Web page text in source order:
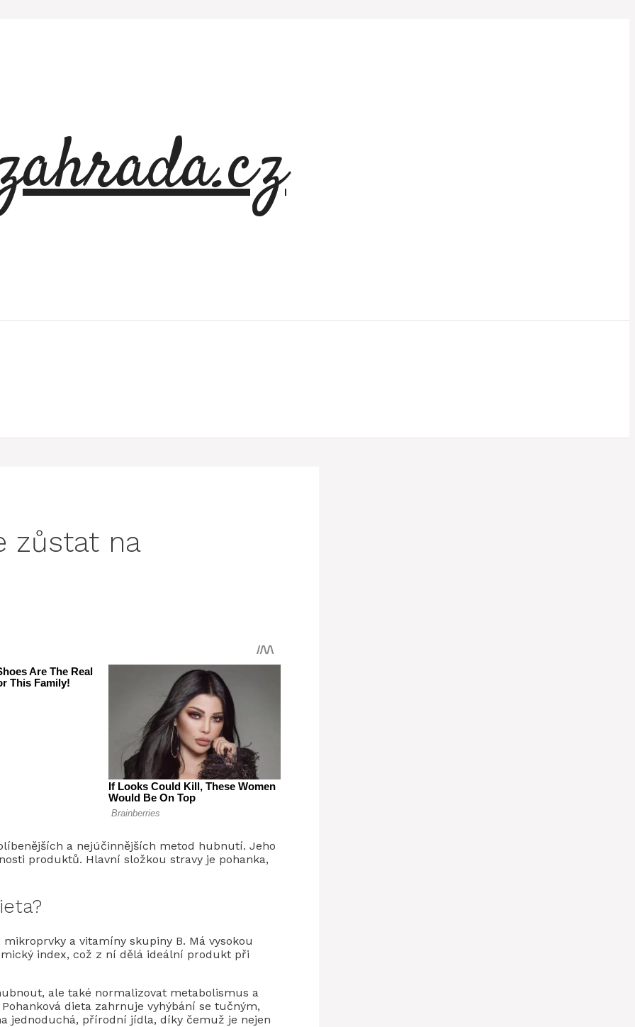
zůstat na
a nejúčinnějších metod hubnutí. Jeho
produktů. Hlavní složkou stravy je pohanka,
a vitamíny skupiny B. Má vysokou
index, což z ní dělá ideální produkt při
ale také normalizovat metabolismus a
dieta zahrnuje vyhýbání se tučným,
jednoduchá, přírodní jídla, díky čemuž je nejen